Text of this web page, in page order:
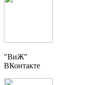
"ВиЖ"
ВКонтакте